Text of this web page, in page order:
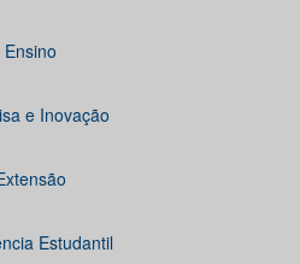
Ensino
e Inovação
Estudantil